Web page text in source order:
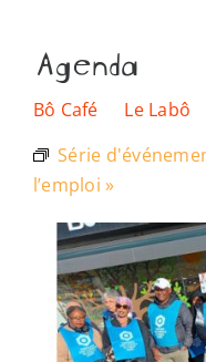
Ressources
Nous soutenir
Nous trouver
Agenda
Bô Café Le Labô
Série
l’emploi »